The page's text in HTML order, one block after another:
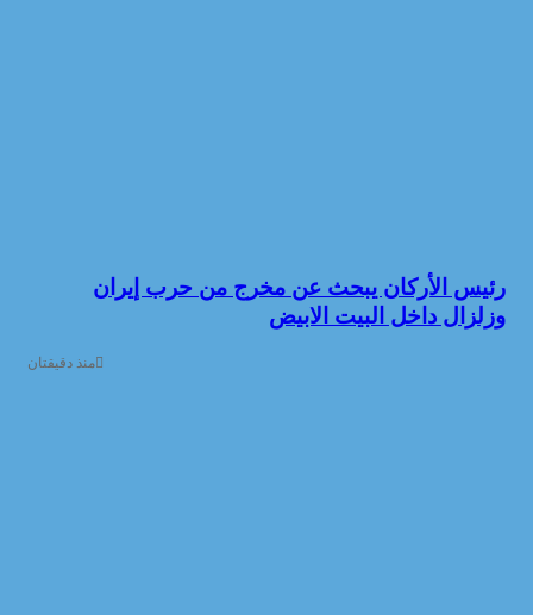
رئيس الأركان يبحث عن مخرج من حرب إيران
وزلزال داخل البيت الابيض
منذ دقيقتان